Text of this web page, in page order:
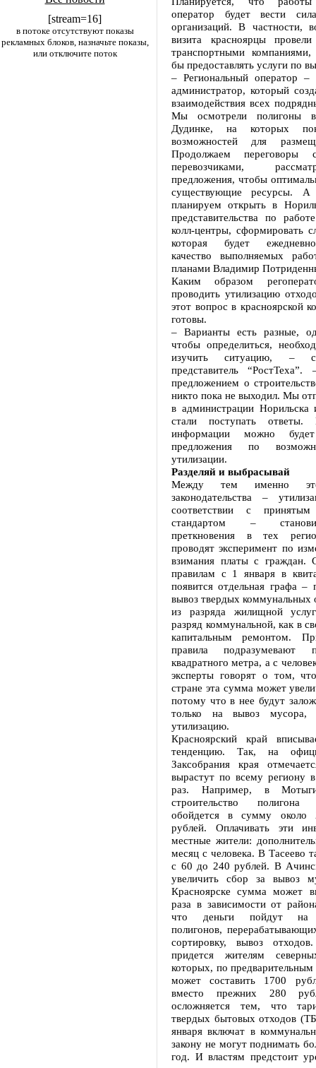
[stream=16]
в потоке отсутствуют показы
рекламных блоков, назначьте показы,
или отключите поток
оператор будет вести
организаций. В частности,
визита красноярцы
транспортными
бы предоставлять услуги по
– Региональный оператор –
администратор, который
взаимодействия всех
Мы осмотрели полигоны
Дудинке, на которых
возможностей для
Продолжаем переговоры
перевозчиками,
предложения, чтобы
существующие ресурсы. А
планируем открыть в
представительства по
колл-центры, сформировать
которая будет
качество выполняемых
планами Владимир
Каким образом
проводить утилизацию
этот вопрос в красноярской
готовы.
– Варианты есть разные,
чтобы определиться,
изучить ситуацию, –
представитель
предложением о
никто пока не выходил. Мы
в администрации
стали поступать ответы.
информации можно
предложения по
утилизации.
Разделяй и выбрасывай
Между тем именно это
законодательства –
соответствии с принятым
стандартом –
преткновения в тех
проводят эксперимент по
взимания платы с граждан.
правилам с 1 января в
появится отдельная графа –
вывоз твердых коммунальных
из разряда жилищной
разряд коммунальной, как в
капитальным ремонтом.
правила
квадратного метра, а с
эксперты говорят о том,
стране эта сумма может
потому что в нее будут
только на вывоз
утилизацию.
Красноярский край
тенденцию. Так, на
Заксобрания края
вырастут по всему региону
раз. Например, в
строительство
обойдется в сумму около
рублей. Оплачивать эти
местные жители:
месяц с человека. В Тасеево
с 60 до 240 рублей. В
увеличить сбор за вывоз
Красноярске сумма может
раза в зависимости от
что деньги пойдут на
полигонов,
сортировку, вывоз
придется жителям
которых, по
может составить 1700
вместо прежних 280
осложняется тем, что
твердых бытовых отходов
января включат в
закону не могут поднимать
год. И властям предстоит